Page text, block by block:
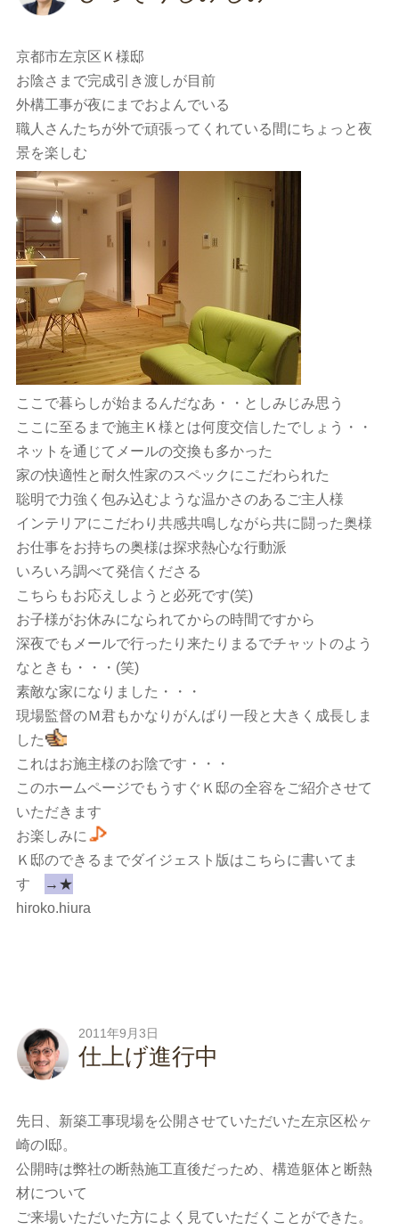
京都市左京区Ｋ様邸
お陰さまで完成引き渡しが目前
外構工事が夜にまでおよんでいる
職人さんたちが外で頑張ってくれている間にちょっと夜
景を楽しむ
ここで暮らしが始まるんだなあ・・としみじみ思う
ここに至るまで施主Ｋ様とは何度交信したでしょう・・
ネットを通じてメールの交換も多かった
家の快適性と耐久性家のスペックにこだわられた
聡明で力強く包み込むような温かさのあるご主人様
インテリアにこだわり共感共鳴しながら共に闘った奥様
お仕事をお持ちの奥様は探求熱心な行動派
いろいろ調べて発信くださる
こちらもお応えしようと必死です(笑)
お子様がお休みになられてからの時間ですから
深夜でもメールで行ったり来たりまるでチャットのよう
なときも・・・(笑)
素敵な家になりました・・・
現場監督のＭ君もかなりがんばり一段と大きく成長しま
した
これはお施主様のお陰です・・・
このホームページでもうすぐＫ邸の全容をご紹介させて
いただきます
お楽しみに
Ｋ邸のできるまでダイジェスト版はこちらに書いてま
す
→★
hiroko.hiura
2011年9月3日
仕上げ進行中
先日、新築工事現場を公開させていただいた左京区松ヶ
崎のI邸。
公開時は弊社の断熱施工直後だっため、構造躯体と断熱
材について
ご来場いただいた方によく見ていただくことができた。